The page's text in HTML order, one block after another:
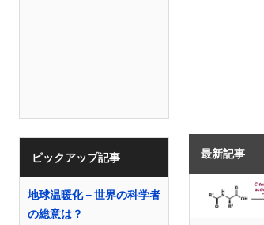
ピックアップ記事
地球温暖化－世界の科学者
の総意は？
最新記事